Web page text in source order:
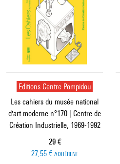
Editions Centre Pompidou
Les cahiers du musée national
d'art moderne n°170 | Centre de
Création Industrielle, 1969-1992
Prix ​​actuel
29 €
27,55 € ADHÉRENT